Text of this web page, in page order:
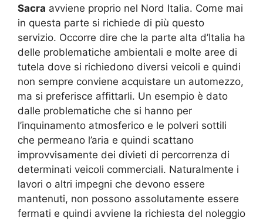
Sacra avviene proprio nel Nord Italia. Come mai
in questa parte si richiede di più questo
servizio. Occorre dire che la parte alta d’Italia ha
delle problematiche ambientali e molte aree di
tutela dove si richiedono diversi veicoli e quindi
non sempre conviene acquistare un automezzo,
ma si preferisce affittarli. Un esempio è dato
dalle problematiche che si hanno per
l’inquinamento atmosferico e le polveri sottili
che permeano l’aria e quindi scattano
improvvisamente dei divieti di percorrenza di
determinati veicoli commerciali. Naturalmente i
lavori o altri impegni che devono essere
mantenuti, non possono assolutamente essere
fermati e quindi avviene la richiesta del noleggio